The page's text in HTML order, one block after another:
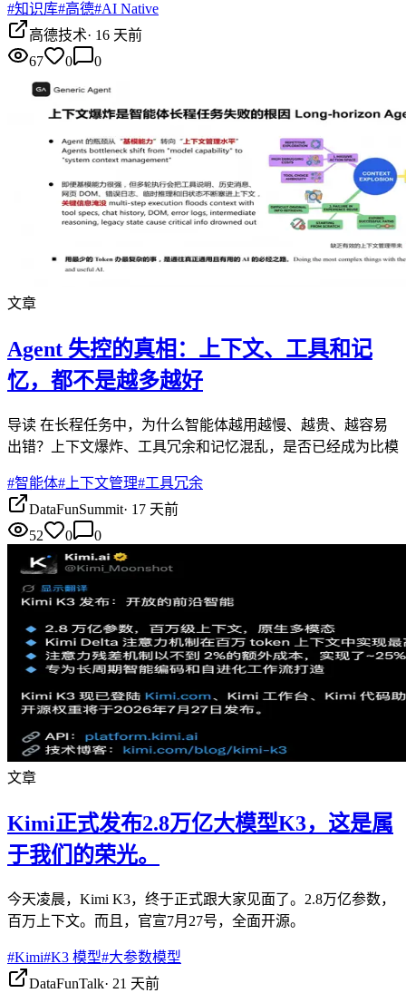
#知识库#高德#AI Native
高德技术· 16 天前
67
0 0
文章
Agent 失控的真相：上下文、工具和记
忆，都不是越多越好
导读 在长程任务中，为什么智能体越用越慢、越贵、越容易
出错？上下文爆炸、工具冗余和记忆混乱，是否已经成为比模
#智能体# 上下文管理#工具冗余
DataFunSummit· 17 天前
52
0 0
文章
Kimi正式发布2.8万亿大模型K3，这是属
于我们的荣光。
今天凌晨，Kimi K3，终于正式跟大家见面了。2.8万亿参数，
百万上下文。而且，官宣7月27号，全面开源。
#Kimi#K3 模型#大参数模型
DataFunTalk· 21 天前